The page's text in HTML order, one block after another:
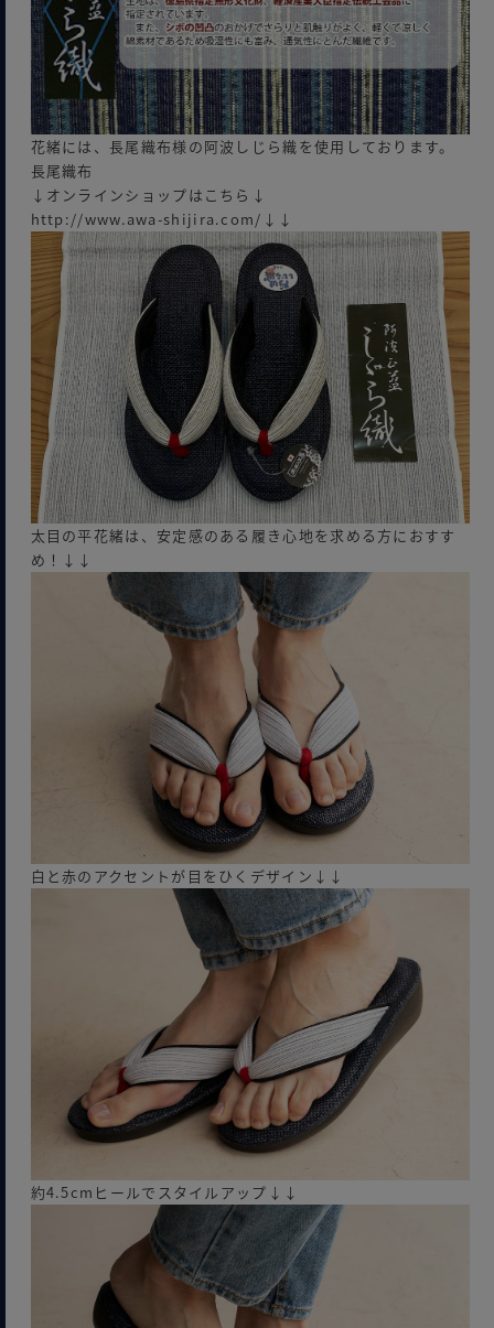
花緒には、長尾織布様の阿波しじら織を使用しております。
長尾織布
↓オンラインショップはこちら↓
http://www.awa-shijira.com/↓↓
太目の平花緒は、安定感のある履き心地を求める方におすす
め！↓↓
白と赤のアクセントが目をひくデザイン↓↓
約4.5cmヒールでスタイルアップ↓↓